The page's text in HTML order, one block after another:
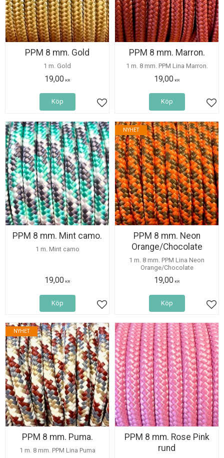
PPM 8 mm. Gold
1 m. Gold
19,00 KR
Lägg till i favoriter
Köp
PPM 8 mm. Marron.
1 m. 8 mm. PPM Lina Marron.
19,00 KR
Köp
PPM 8 mm. Mint camo.
1 m. Mint camo
19,00 KR
Lägg till i favoriter
Köp
PPM 8 mm. Neon
Orange/Chocolate
1 m. 8 mm. PPM Lina Neon
Orange/Chocolate
19,00 KR
NYHET
Köp
PPM 8 mm. Puma.
1 m. 8 mm. PPM Lina Puma
NYHET
PPM 8 mm. Rose Pink
rund